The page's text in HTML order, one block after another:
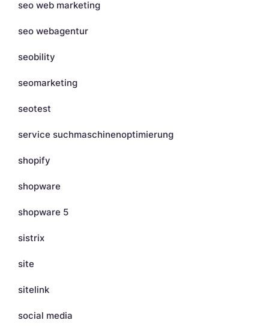
seo web marketing
seo webagentur
seobility
seomarketing
seotest
service suchmaschinenoptimierung
shopify
shopware
shopware 5
sistrix
site
sitelink
social media